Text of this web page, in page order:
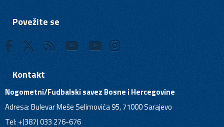
Povežite se
Kontakt
Nogometni/Fudbalski savez Bosne i Hercegovine
Adresa: Bulevar Meše Selimovića 95, 71000 Sarajevo
Tel: +(387) 033 276-676